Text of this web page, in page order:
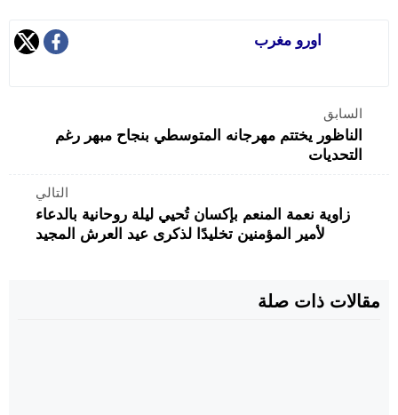
اورو مغرب
السابق
الناظور يختتم مهرجانه المتوسطي بنجاح مبهر رغم
التحديات
التالي
زاوية نعمة المنعم بإكسان تُحيي ليلة روحانية بالدعاء
لأمير المؤمنين تخليدًا لذكرى عيد العرش المجيد
مقالات ذات صلة